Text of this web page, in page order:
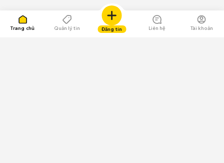
Trang chủ Quản lý tin Đăng tin Liên hệ Tài khoản